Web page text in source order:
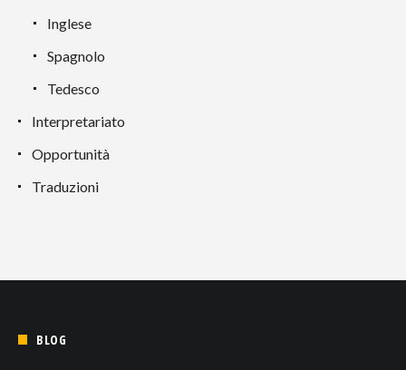
Inglese
Spagnolo
Tedesco
Interpretariato
Opportunità
Traduzioni
BLOG